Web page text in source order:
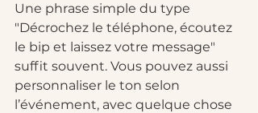
Une phrase simple du type
"Décrochez le téléphone, écoutez
le bip et laissez votre message"
suffit souvent. Vous pouvez aussi
personnaliser le ton selon
l’événement, avec quelque chose